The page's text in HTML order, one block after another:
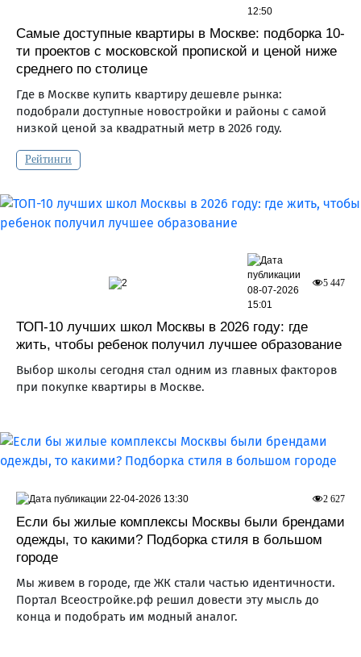
Самые доступные квартиры в Москве: подборка 10-
ти проектов с московской пропиской и ценой ниже
среднего по столице
Где в Москве купить квартиру дешевле рынка:
подобрали доступные новостройки и районы с самой
низкой ценой за квадратный метр в 2026 году.
Рейтинги
12:50
ТОП-10 лучших школ Москвы в 2026 году: где
жить, чтобы ребенок получил лучшее образование
Выбор школы сегодня стал одним из главных факторов
при покупке квартиры в Москве.
2 5 447
08-07-2026
15:01
Если бы жилые комплексы Москвы были брендами
одежды, то какими? Подборка стиля в большом
городе
Мы живем в городе, где ЖК стали частью идентичности.
Портал Всеостройке.рф решил довести эту мысль до
конца и подобрать им модный аналог.
2 627
22-04-2026 13:30